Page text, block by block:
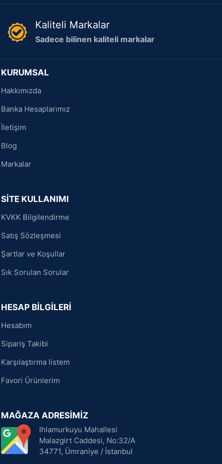
Kaliteli Markalar
Sadece bilinen kaliteli markalar
KURUMSAL
Hakkımızda
Banka Hesaplarımız
İletişim
Blog
Markalar
SİTE KULLANIMI
KVKK Bilgilendirme
Satış Sözleşmesi
Şartlar ve Koşullar
Sık Sorulan Sorular
HESAP BİLGİLERİ
Hesabım
Sipariş Takibi
Karşılaştırma listem
Favori Ürünlerim
MAĞAZA ADRESİMİZ
Ihlamurkuyu Mahallesi
Malazgirt Caddesi, No:32/A
34771, Ümraniye / İstanbul